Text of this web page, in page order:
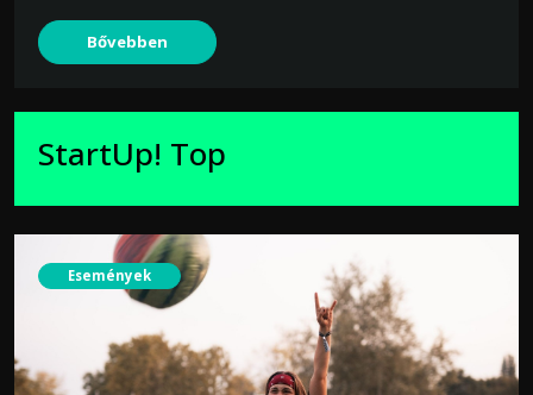
Bővebben
StartUp! Top
Események